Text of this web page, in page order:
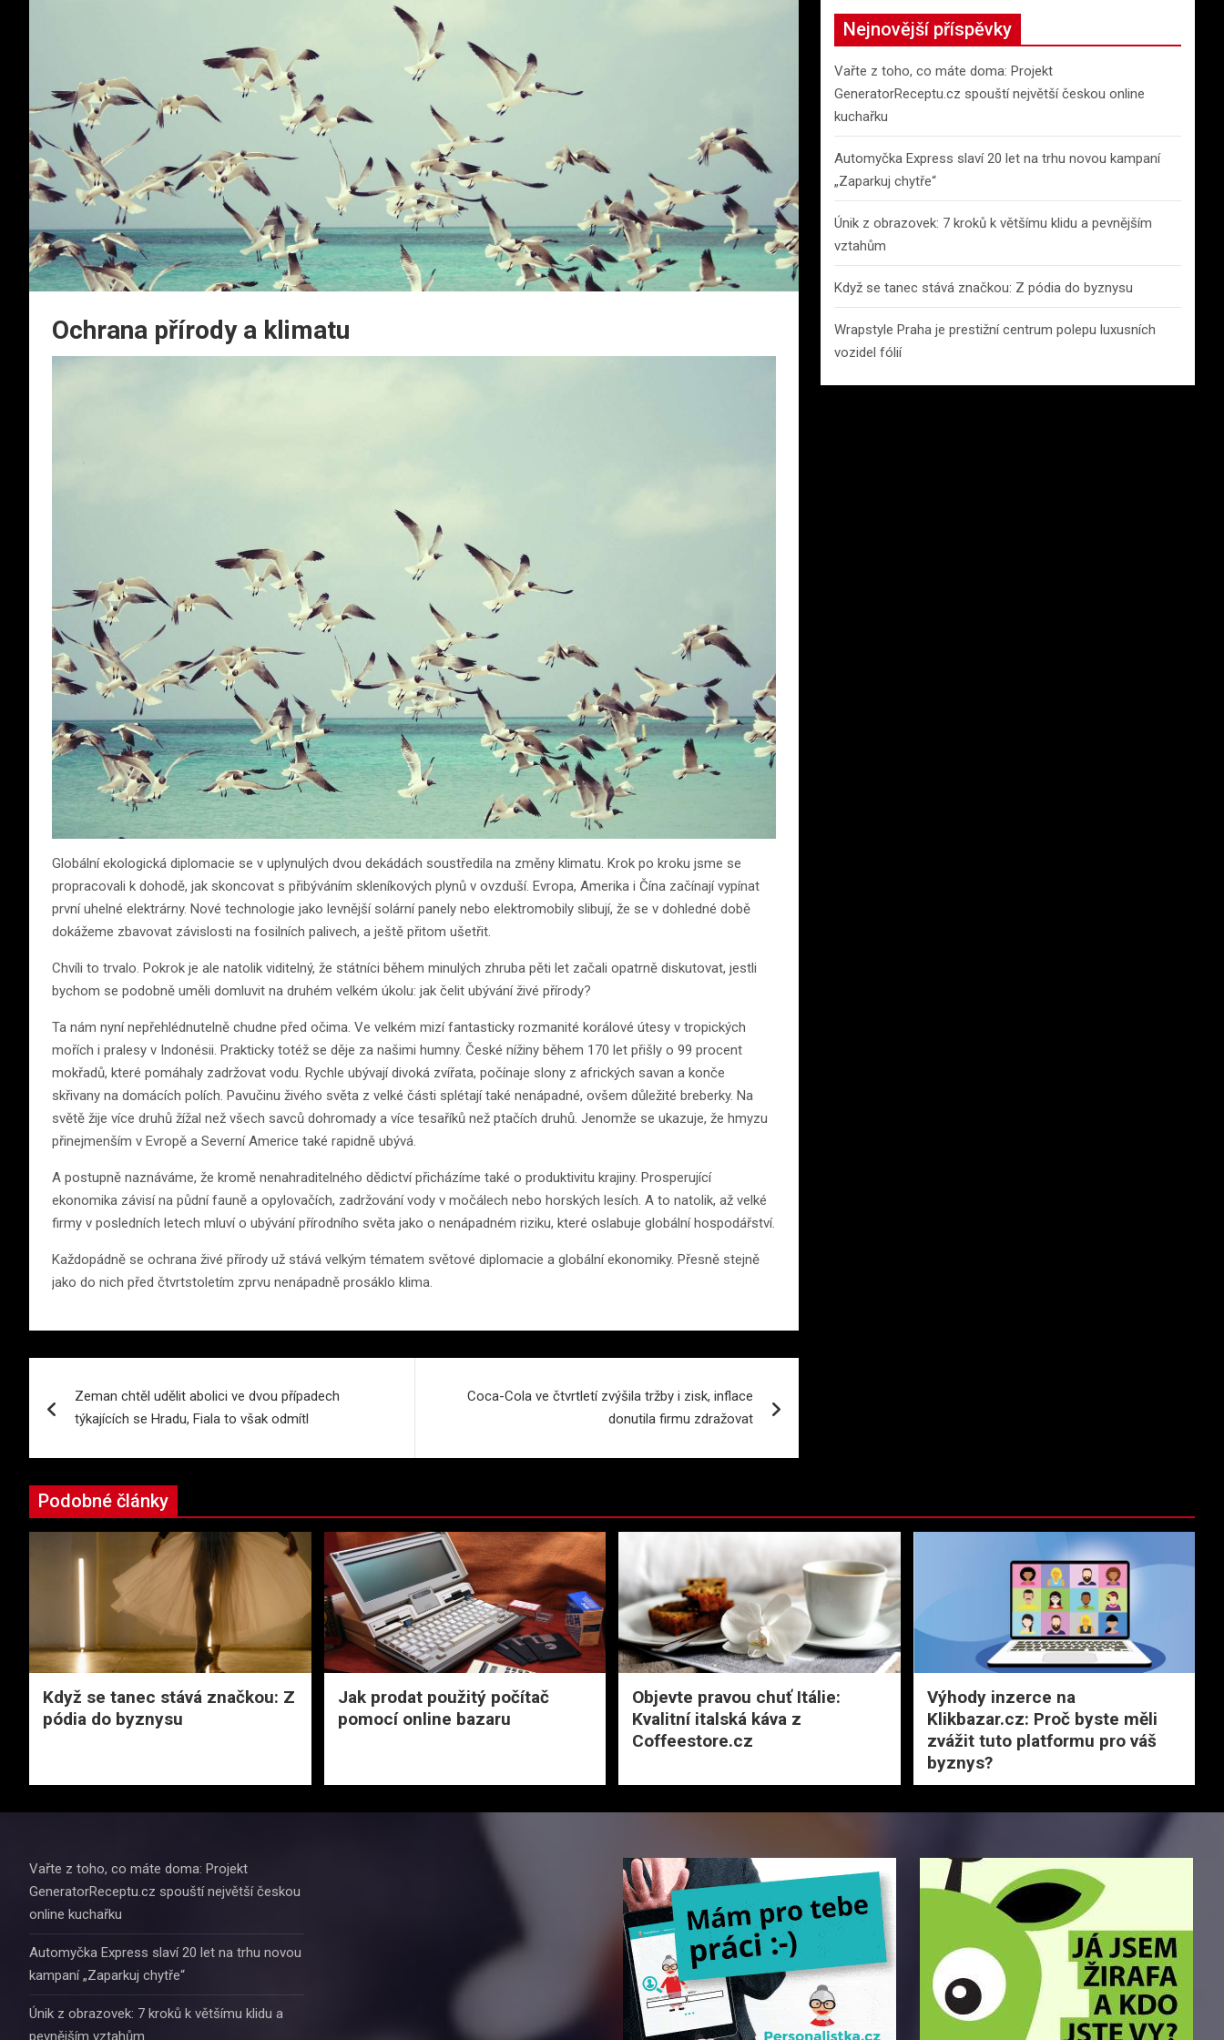
Ochrana přírody a klimatu
Globální ekologická diplomacie se v uplynulých dvou dekádách soustředila na změny klimatu. Krok po kroku jsme se
propracovali k dohodě, jak skoncovat s přibýváním skleníkových plynů v ovzduší. Evropa, Amerika i Čína začínají vypínat
první uhelné elektrárny. Nové technologie jako levnější solární panely nebo elektromobily slibují, že se v dohledné době
dokážeme zbavovat závislosti na fosilních palivech, a ještě přitom ušetřit.
Chvíli to trvalo. Pokrok je ale natolik viditelný, že státníci během minulých zhruba pěti let začali opatrně diskutovat, jestli
bychom se podobně uměli domluvit na druhém velkém úkolu: jak čelit ubývání živé přírody?
Ta nám nyní nepřehlédnutelně chudne před očima. Ve velkém mizí fantasticky rozmanité korálové útesy v tropických
mořích i pralesy v Indonésii. Prakticky totéž se děje za našimi humny. České nížiny během 170 let přišly o 99 procent
mokřadů, které pomáhaly zadržovat vodu. Rychle ubývají divoká zvířata, počínaje slony z afrických savan a konče
skřivany na domácích polích. Pavučinu živého světa z velké části splétají také nenápadné, ovšem důležité breberky. Na
světě žije více druhů žížal než všech savců dohromady a více tesaříků než ptačích druhů. Jenomže se ukazuje, že hmyzu
přinejmenším v Evropě a Severní Americe také rapidně ubývá.
A postupně naznáváme, že kromě nenahraditelného dědictví přicházíme také o produktivitu krajiny. Prosperující
ekonomika závisí na půdní fauně a opylovačích, zadržování vody v močálech nebo horských lesích. A to natolik, až velké
firmy v posledních letech mluví o ubývání přírodního světa jako o nenápadném riziku, které oslabuje globální hospodářství.
Každopádně se ochrana živé přírody už stává velkým tématem světové diplomacie a globální ekonomiky. Přesně stejně
jako do nich před čtvrtstoletím zprvu nenápadně prosáklo klima.
pro
příspěvek
Zeman chtěl udělit abolici ve dvou případech
týkajících se Hradu, Fiala to však odmítl
Coca-Cola ve čtvrtletí zvýšila tržby i zisk, inflace
donutila firmu zdražovat
h
Nejnovější příspěvky
Vařte z toho, co máte doma: Projekt
GeneratorReceptu.cz spouští největší českou online
kuchařku
Automyčka Express slaví 20 let na trhu novou kampaní
„Zaparkuj chytře“
Únik z obrazovek: 7 kroků k většímu klidu a pevnějším
vztahům
Když se tanec stává značkou: Z pódia do byznysu
Wrapstyle Praha je prestižní centrum polepu luxusních
vozidel fólií
Podobné články
Když se tanec stává značkou: Z
pódia do byznysu
Jak prodat použitý počítač
pomocí online bazaru
Objevte pravou chuť Itálie:
Kvalitní italská káva z
Coffeestore.cz
Výhody inzerce na
Klikbazar.cz: Proč byste měli
zvážit tuto platformu pro váš
byznys?
Vařte z toho, co máte doma: Projekt
GeneratorReceptu.cz spouští největší českou
online kuchařku
Automyčka Express slaví 20 let na trhu novou
kampaní „Zaparkuj chytře“
Únik z obrazovek: 7 kroků k většímu klidu a
pevnějším vztahům